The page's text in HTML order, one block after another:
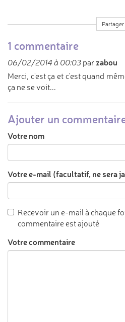
Partager
1 commentaire
06/02/2014 à 00:03 par zabou
Merci, c'est ça et c'est quand
ça ne se voit...
Ajouter un
Votre nom
Votre e-mail (facultatif, ne sera
Recevoir un e-mail à chaque
commentaire est ajouté
Votre commentaire